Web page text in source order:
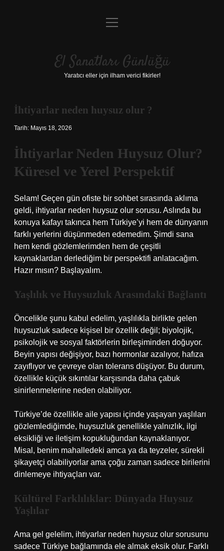
Anasayfa
Yasal Uyarı
menüyü
El Sanatları Günlüğü
Yaratıcı eller için ilham verici fikirler!
İhtiyarlar neden huysuz olur ?
Tarih: Mayıs 18, 2026
İhtiyarlar Neden Huysuz Olur?
Küresel ve Yerel Perspektif
Selam! Geçen gün ofiste bir sohbet sırasında aklıma
geldi, ihtiyarlar neden huysuz olur sorusu. Aslında bu
konuya kafayı takınca hem Türkiye’yi hem de dünyanın
farklı yerlerini düşünmeden edemedim. Şimdi sana
hem kendi gözlemlerimden hem de çeşitli
kaynaklardan derlediğim bir perspektifi anlatacağım.
Hazır mısın? Başlayalım.
Yaşlılık ve Huysuzluk Arasındaki Bağlantı
Öncelikle şunu kabul edelim, yaşlılıkla birlikte gelen
huysuzluk sadece kişisel bir özellik değil; biyolojik,
psikolojik ve sosyal faktörlerin birleşiminden doğuyor.
Beyin yapısı değişiyor, bazı hormonlar azalıyor, hafıza
zayıflıyor ve çevreye olan tolerans düşüyor. Bu durum,
özellikle küçük sıkıntılar karşısında daha çabuk
sinirlenmelerine neden olabiliyor.
Türkiye’de özellikle aile yapısı içinde yaşayan yaşlıları
gözlemlediğimde, huysuzluk genellikle yalnızlık, ilgi
eksikliği ve iletişim kopukluğundan kaynaklanıyor.
Misal, benim mahalledeki amca ya da teyzeler, sürekli
şikayetçi olabiliyorlar ama çoğu zaman sadece birilerini
dinlemeye ihtiyaçları var.
Kültürel Farklılıklar: Dünyada Huysuz
Yaşlılar
Ama gel gelelim, ihtiyarlar neden huysuz olur sorusunu
sadece Türkiye bağlamında ele almak eksik olur. Farklı